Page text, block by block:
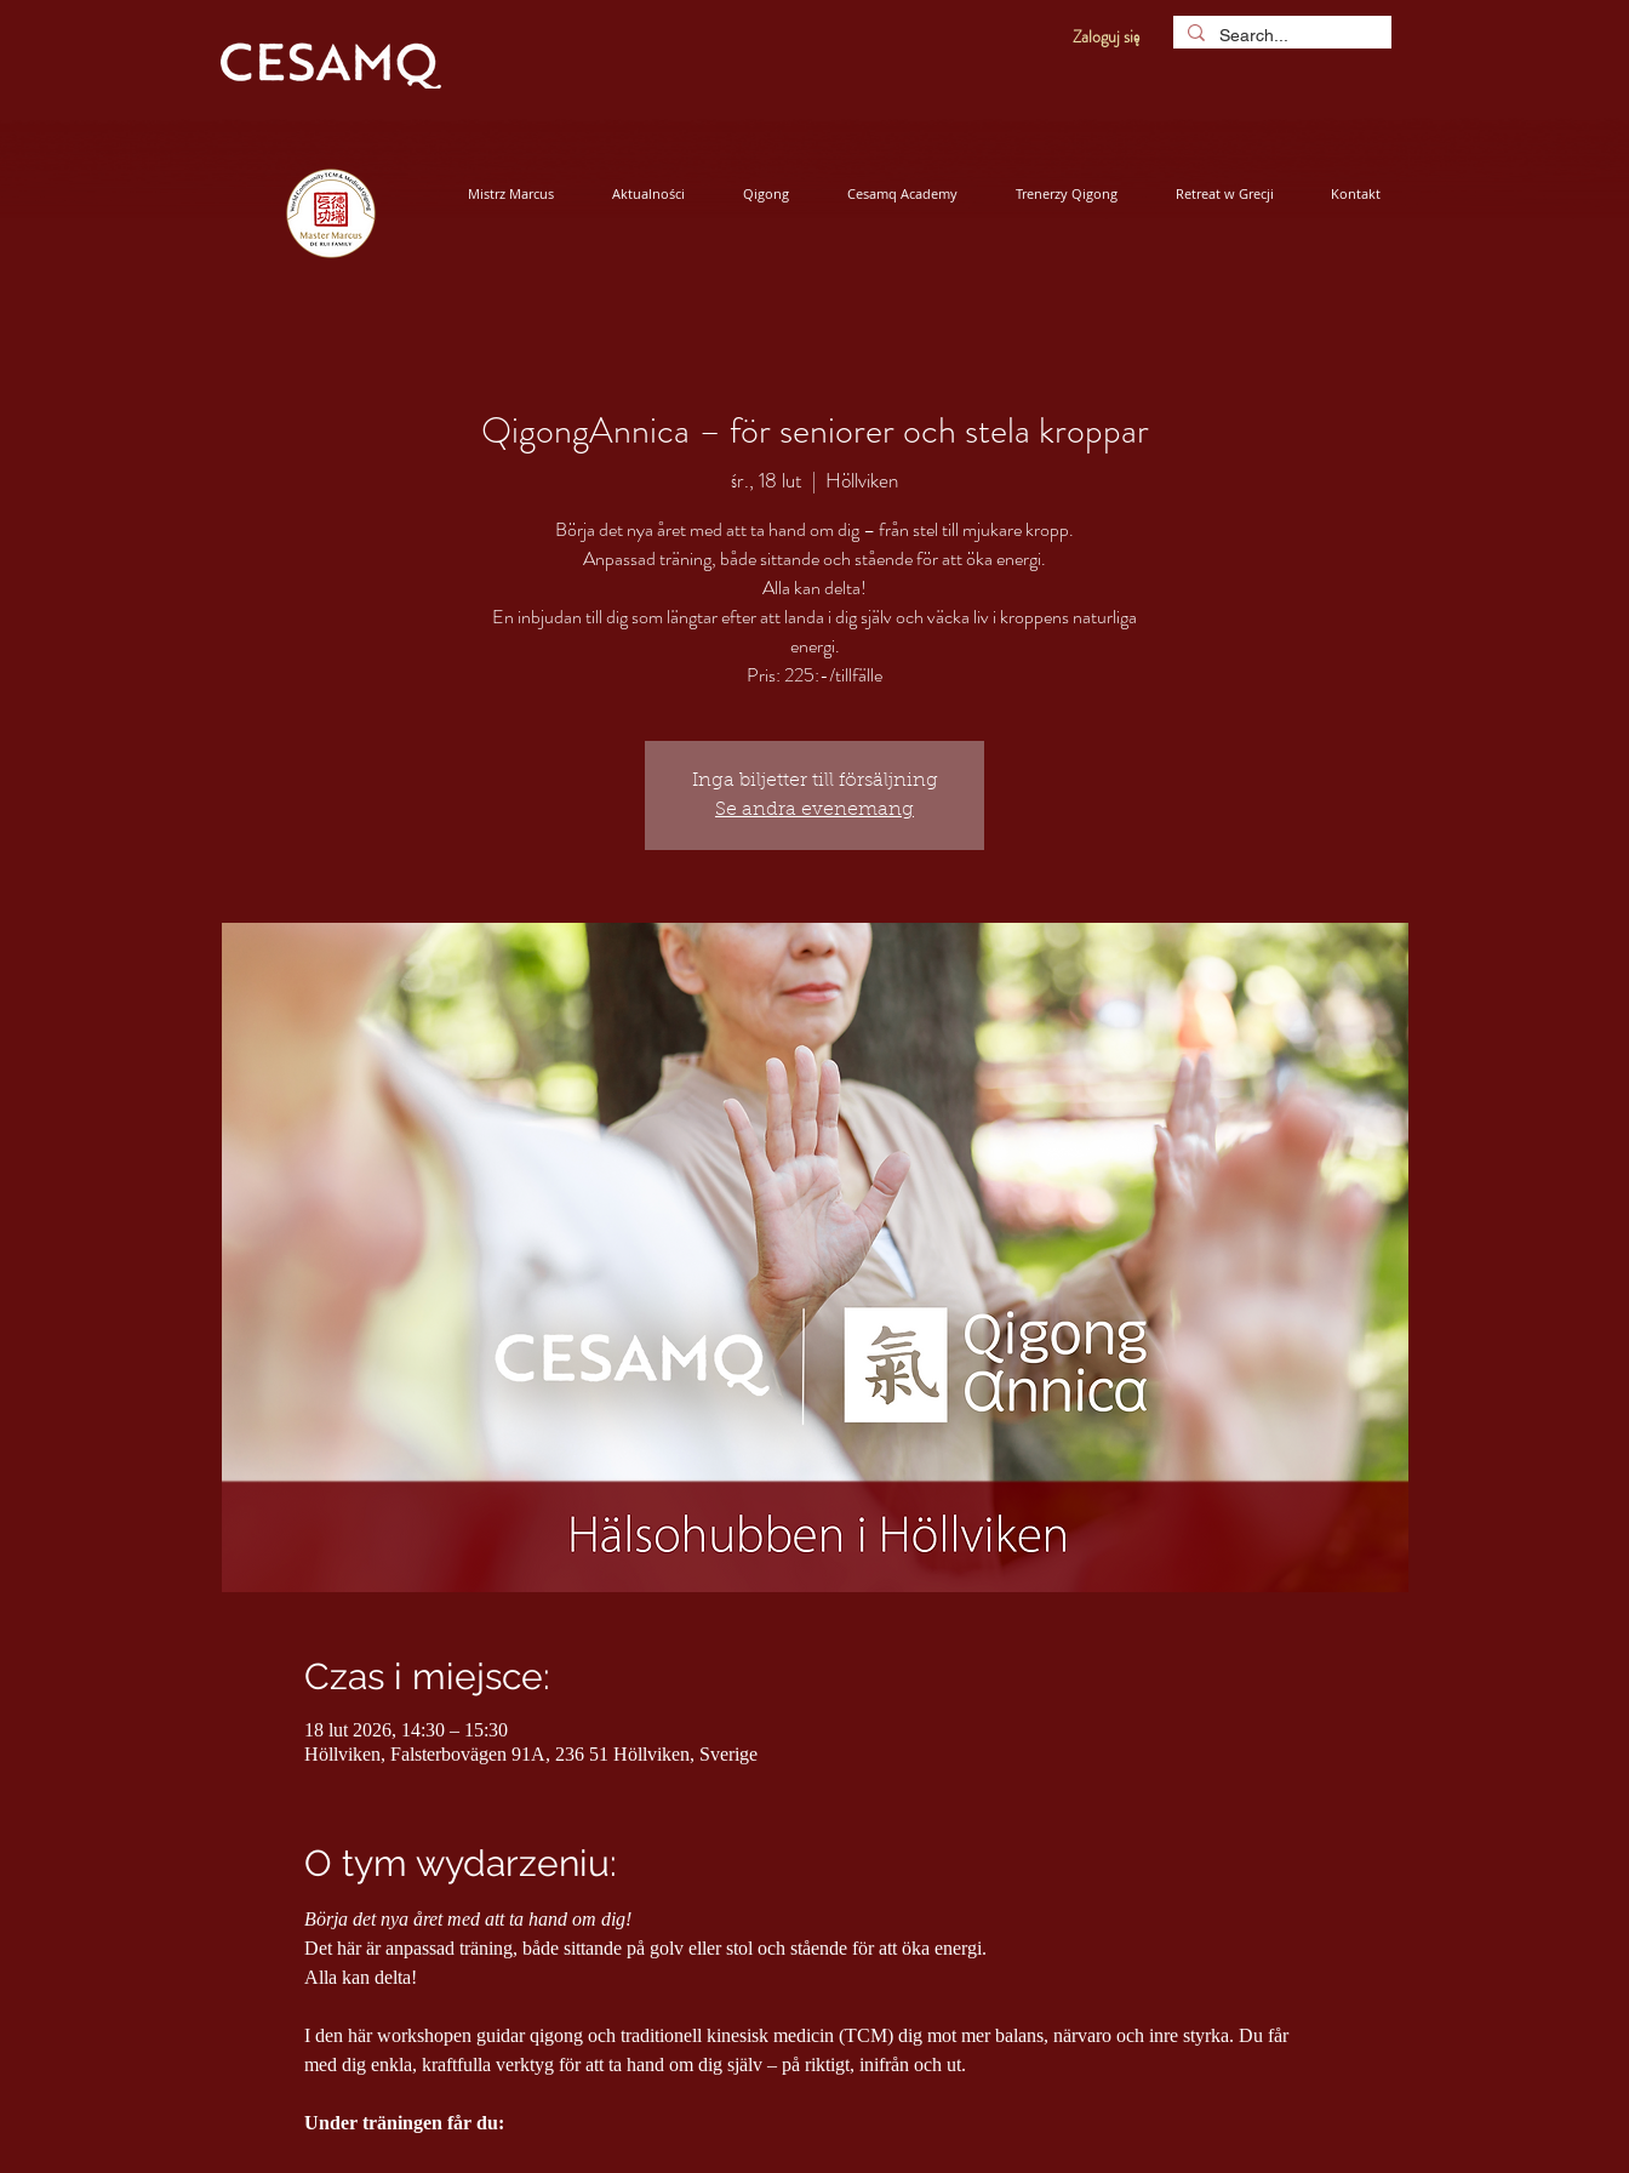
Zaloguj się
Mistrz Marcus Aktualności Qigong Cesamq Academy Trenerzy Qigong Retreat w Grecji Kontakt
QigongAnnica – för seniorer och stela kroppar
śr., 18 lut
  |
Höllviken
Börja det nya året med att ta hand om dig – från stel till mjukare kropp.
Anpassad träning, både sittande och stående för att öka energi.
Alla kan delta!
En inbjudan till dig som längtar efter att landa i dig själv och väcka liv i kroppens naturliga
energi.
Pris: 225:-/tillfälle
Inga biljetter till försäljning
Se andra evenemang
Czas i miejsce:
18 lut 2026, 14:30 – 15:30
Höllviken, Falsterbovägen 91A, 236 51 Höllviken, Sverige
O tym wydarzeniu:
Börja det nya året med att ta hand om dig!
Det här är anpassad träning, både sittande på golv eller stol och stående för att öka energi.
Alla kan delta!
I den här workshopen guidar qigong och traditionell kinesisk medicin (TCM) dig mot mer balans, närvaro och inre styrka. Du får
med dig enkla, kraftfulla verktyg för att ta hand om dig själv – på riktigt, inifrån och ut.
Under träningen får du: